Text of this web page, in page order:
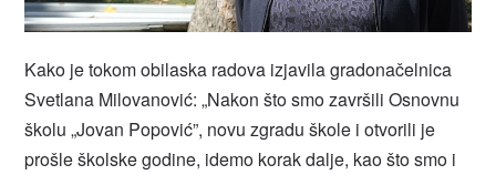
Kako je tokom obilaska radova izjavila gradonačelnica
Svetlana Milovanović: „Nakon što smo završili Osnovnu
školu „Jovan Popović”, novu zgradu škole i otvorili je
prošle školske godine, idemo korak dalje, kao što smo i